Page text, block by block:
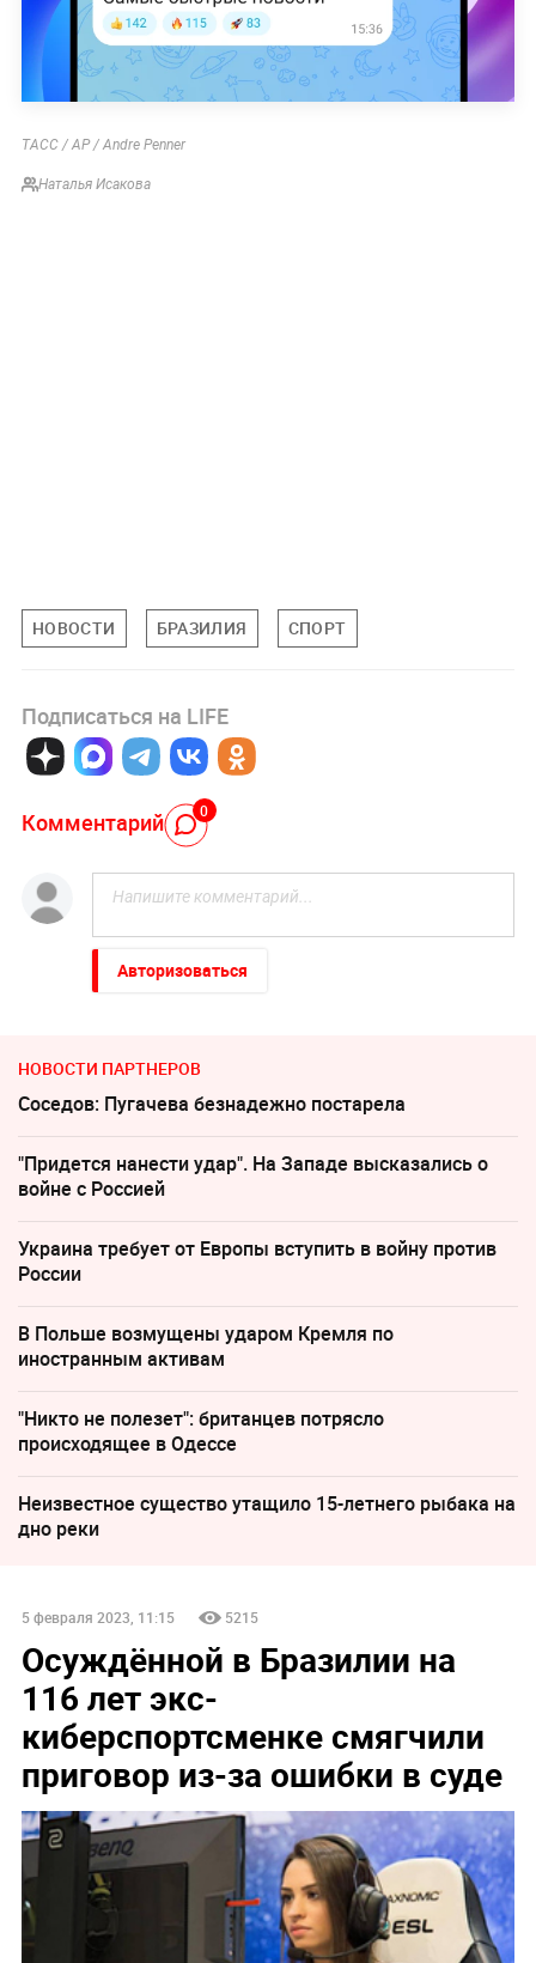
ТАСС / AP / Andre Penner
Наталья Исакова
НОВОСТИ БРАЗИЛИЯ СПОРТ
Подписаться на LIFE
Комментарий 0
Авторизоваться
НОВОСТИ ПАРТНЕРОВ
Соседов: Пугачева безнадежно постарела
"Придется нанести удар". На Западе высказались о
войне с Россией
Украина требует от Европы вступить в войну против
России
В Польше возмущены ударом Кремля по
иностранным активам
"Никто не полезет": британцев потрясло
происходящее в Одессе
Неизвестное существо утащило 15-летнего рыбака на
дно реки
5 февраля 2023, 11:15 5215
Осуждённой в Бразилии на
116 лет экс-
киберспортсменке смягчили
приговор из-за ошибки в суде